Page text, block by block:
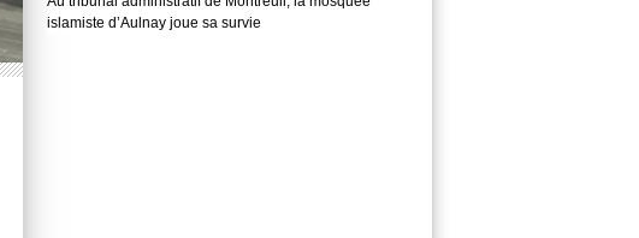
islamiste d’Aulnay joue sa survie